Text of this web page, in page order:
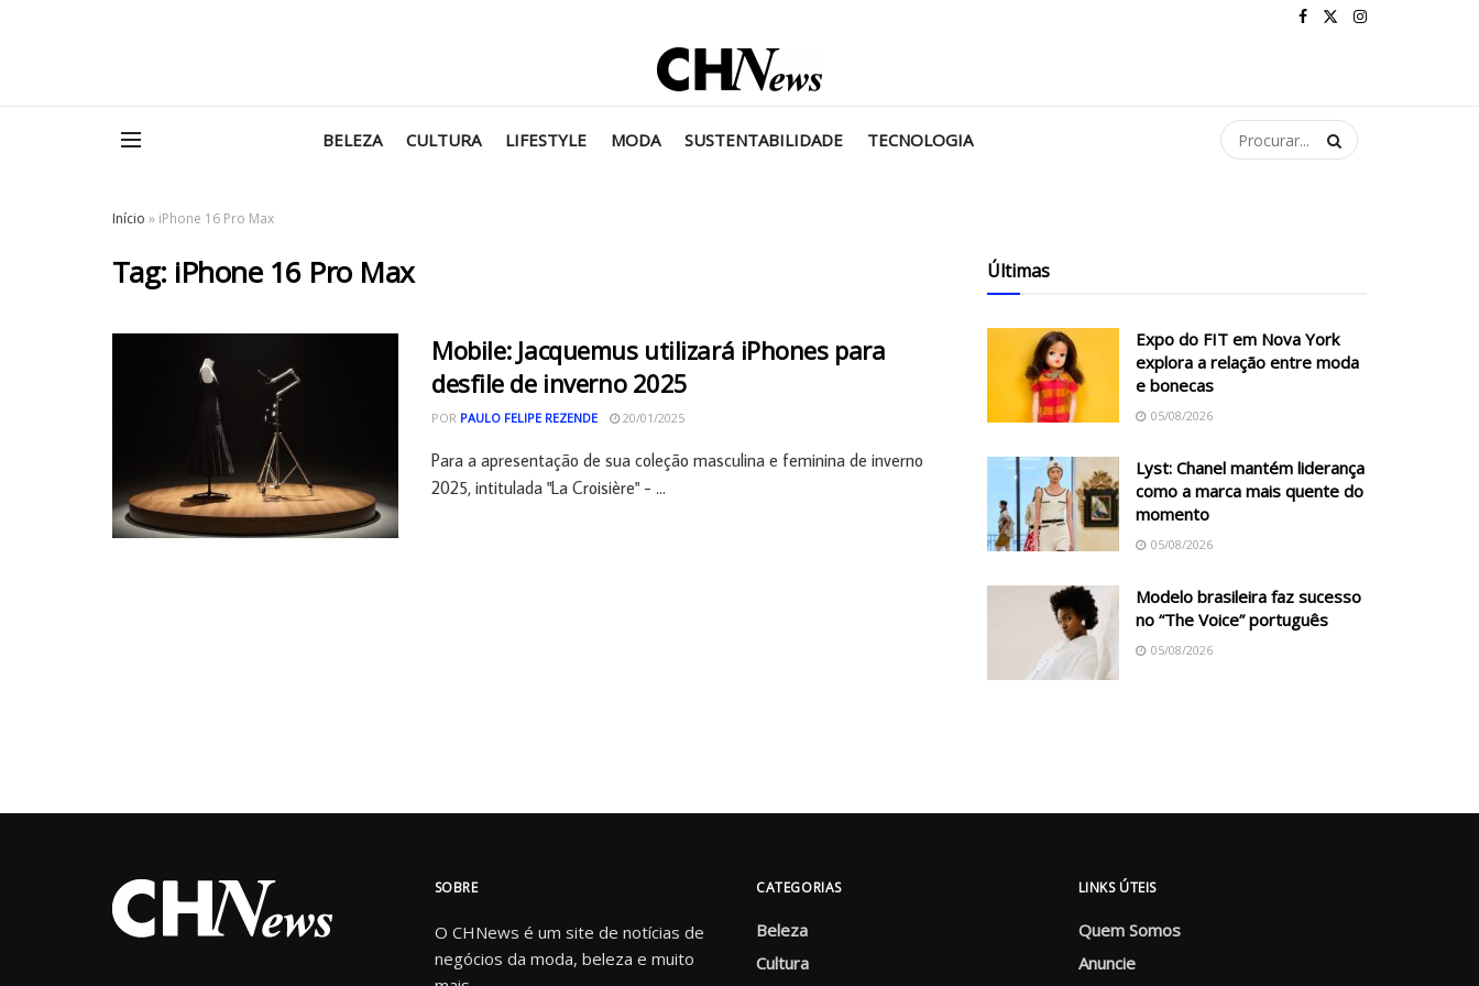
BELEZA CULTURA LIFESTYLE MODA SUSTENTABILIDADE TECNOLOGIA
Início » iPhone 16 Pro Max
Tag: iPhone 16 Pro Max
Mobile: Jacquemus utilizará iPhones para
desfile de inverno 2025
POR PAULO FELIPE REZENDE 20/01/2025
Para a apresentação de sua coleção masculina e feminina de inverno
2025, intitulada "La Croisière" - ...
Últimas
Expo do FIT em Nova York
explora a relação entre moda
e bonecas
05/08/2026
Lyst: Chanel mantém liderança
como a marca mais quente do
momento
05/08/2026
Modelo brasileira faz sucesso
no “The Voice” português
05/08/2026
SOBRE
O CHNews é um site de notícias de
negócios da moda, beleza e muito
CATEGORIAS
Beleza
Cultura
LINKS ÚTEIS
Quem Somos
Anuncie